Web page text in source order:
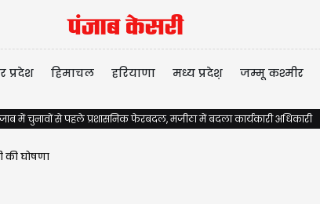
प्रदेश हिमाचल हरियाणा मध्य प्रदेश़ जम्मू कश्मीर
में चुनावों से पहले प्रशासनिक फेरबदल, मजीठा में बदला कार्यकारी अधिकारी
की घोषणा